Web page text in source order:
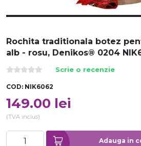
Rochita traditionala botez
alb - rosu, Denikos® 0204
Scrie o recenzie
COD: NIK6062
149.00 lei
(TVA inclus)